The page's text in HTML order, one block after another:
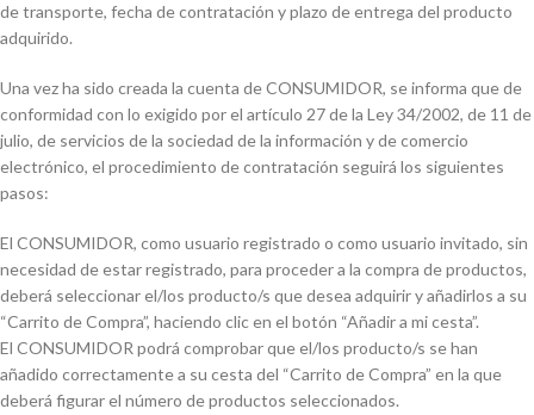
de transporte, fecha de contratación y plazo de entrega del producto
adquirido.
Una vez ha sido creada la cuenta de CONSUMIDOR, se informa que de
conformidad con lo exigido por el artículo 27 de la Ley 34/2002, de 11 de
julio, de servicios de la sociedad de la información y de comercio
electrónico, el procedimiento de contratación seguirá los siguientes
pasos:
El CONSUMIDOR, como usuario registrado o como usuario invitado, sin
necesidad de estar registrado, para proceder a la compra de productos,
deberá seleccionar el/los producto/s que desea adquirir y añadirlos a su
“Carrito de Compra”, haciendo clic en el botón “Añadir a mi cesta”.
El CONSUMIDOR podrá comprobar que el/los producto/s se han
añadido correctamente a su cesta del “Carrito de Compra” en la que
deberá figurar el número de productos seleccionados.